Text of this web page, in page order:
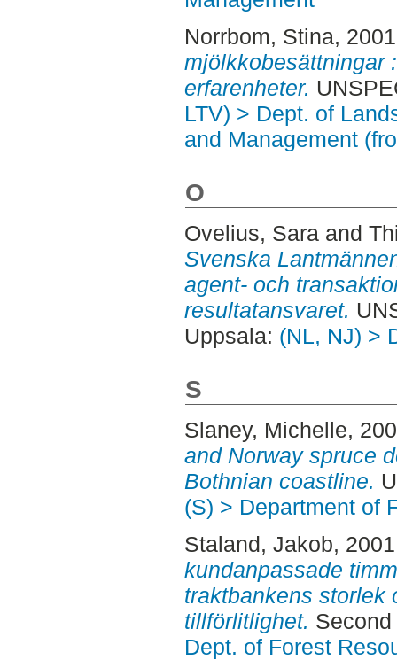
Norrbom, Stina,
mjölkkobesättningar
erfarenheter.
LTV) > Dept. of
and Management
O
Ovelius, Saraand
Svenska
agent- och
resultatansvaret.
Uppsala: (NL, NJ) >
S
Slaney, Michelle,
and Norway spruce
Bothnian coastline.
(S) > Department of
Staland, Jakob,
kundanpassade
traktbankens storlek
tillförlitlighet.
Dept. of Forest